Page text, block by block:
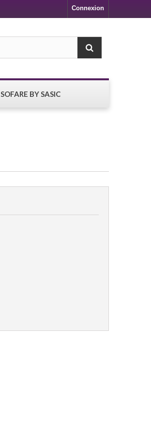
Connexion
SOFARE BY SASIC